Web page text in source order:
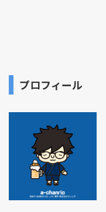
プロフィール